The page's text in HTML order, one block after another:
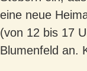
eine neue
(von 12 bis 17
Blumenfeld an.